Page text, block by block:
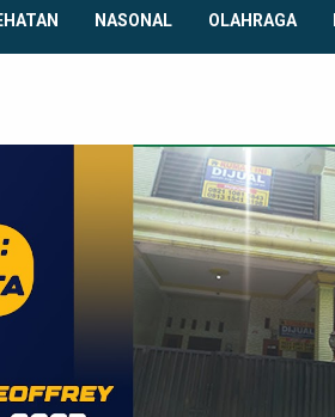
NASONAL OLAHRAGA